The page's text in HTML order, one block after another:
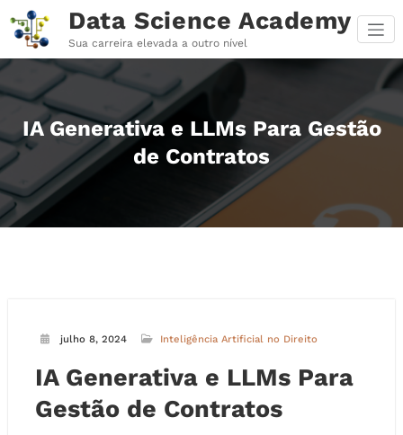
para
conteúdo
Data Science Academy
Sua carreira elevada a outro nível
IA Generativa e LLMs Para Gestão
de Contratos
julho 8, 2024 Inteligência Artificial no Direito
IA Generativa e LLMs Para
Gestão de Contratos